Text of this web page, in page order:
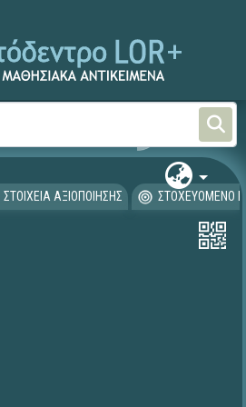
Ξένες Γλώσσες -
ΣΤΟΙΧΕΙΑ ΑΞΙΟΠΟΙΗΣΗΣ ΣΤΟΧΕΥΟΜΕΝΟ